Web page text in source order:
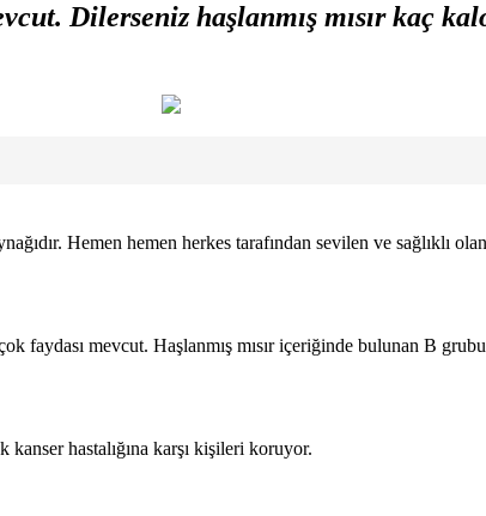
Dilerseniz haşlanmış mısır kaç
Hemen hemen herkes tarafından sevilen ve sağlıklı
faydası mevcut. Haşlanmış mısır içeriğinde bulunan B
hastalığına karşı kişileri koruyor.